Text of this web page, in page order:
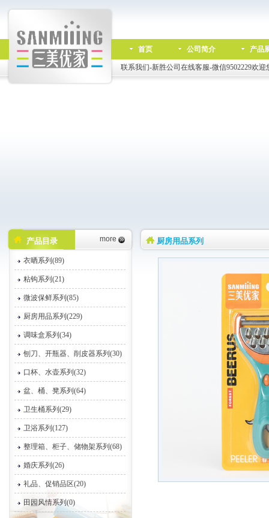
首页 公司简介 产品
联系我们-新胜公司在线客服-微信9502229欢迎
产品目录 more
衣晒系列(89)
粘钩系列(21)
微波保鲜系列(85)
厨房用品系列(229)
调味盒系列(34)
刨刀、开瓶器、削皮器系列(30)
口杯、水壶系列(32)
盆、桶、凳系列(64)
卫生桶系列(29)
卫浴系列(127)
整理箱、柜子、储物架系列(68)
婚庆系列(26)
礼品、促销品区(20)
田园风情系列(0)
厨房用品系列